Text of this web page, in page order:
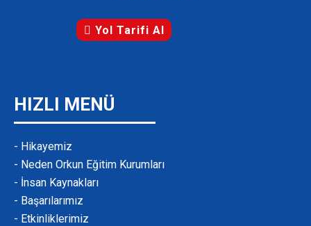
Yol Tarifi Al
HIZLI MENÜ
- Hikayemiz
- Neden Orkun Eğitim Kurumları
- İnsan Kaynakları
- Başarılarımız
- Etkinliklerimiz